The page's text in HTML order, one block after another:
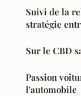
Suivi de la
stratégie
Sur le CBD
Passion
l'automobile